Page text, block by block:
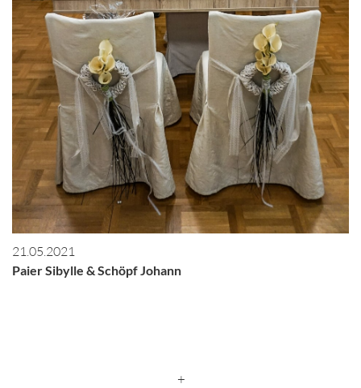
21.05.2021
Paier Sibylle & Schöpf Johann
+